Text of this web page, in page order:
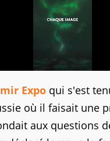
Expo qui s'est
où il faisait une
aux questions